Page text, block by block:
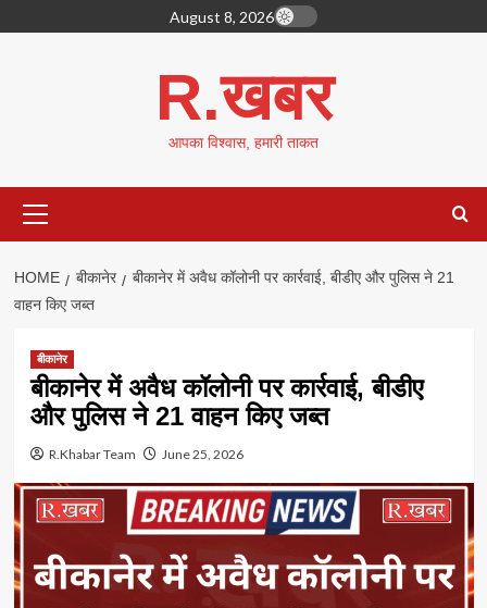
to
August 8, 2026
R.खबर
आपका विश्वास, हमारी ताकत
Menu
HOME बीकानेर
बीकानेर में अवैध कॉलोनी पर कार्रवाई, बीडीए और पुलिस ने 21
वाहन किए जब्त
बीकानेर
बीकानेर में अवैध कॉलोनी पर कार्रवाई, बीडीए
और पुलिस ने 21 वाहन किए जब्त
R.Khabar Team June 25, 2026